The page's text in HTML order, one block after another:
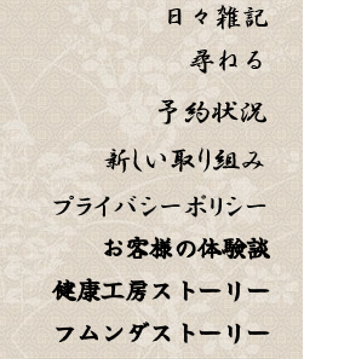
お客様の体験談
健康工房ストーリー
フムンダストーリー